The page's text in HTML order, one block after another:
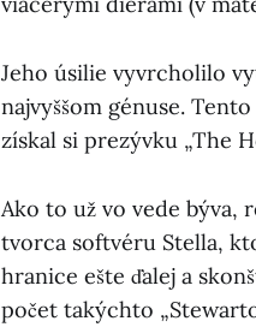
Jeho úsilie vyvrcholilo
najvyššom génuse.
získal si prezývku „The
Ako to už vo vede býva,
tvorca softvéru Stella,
hranice ešte ďalej a
počet takýchto